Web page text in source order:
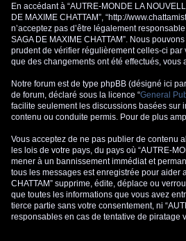
En accédant à “AUTRE-MONDE LA
DE MAXIME CHATTAM”, “http://
n’acceptez pas d’être légalement
SAGA DE MAXIME CHATTAM”. Nous
prudent de vérifier régulièrement celles-ci par
que des changements ont été effectués,
Notre forum est de type phpBB (désigné ici par
de forum, déclaré sous la licence “General
facilite seulement les discussions basées sur
contenu ou conduite permis. Pour de plus
Vous acceptez de ne pas publier de contenu
les lois de votre pays, du pays où “AUTRE-
mener à un bannissement immédiat et
tous les messages est enregistrée pour aider
CHATTAM” supprime, édite, déplace ou
que toutes les informations que vous avez
tierce partie sans votre consentement, ni
responsables en cas de tentative de piratage